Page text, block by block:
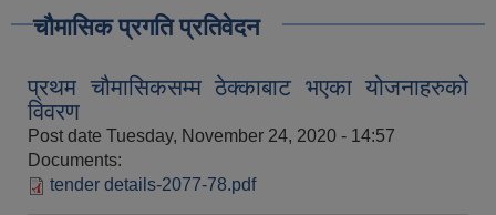
चौमासिक प्रगति प्रतिवेदन
प्रथम चौमासिकसम्म ठेक्काबाट भएका योजनाहरुको
विवरण
Post date Tuesday, November 24, 2020 - 14:57
Documents:
tender details-2077-78.pdf